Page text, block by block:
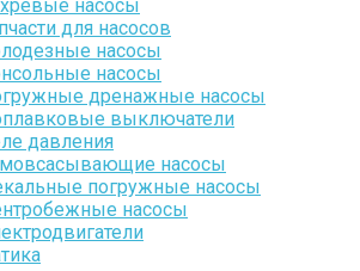
насосы
для насосов
насосы
насосы
дренажные насосы
выключатели
давления
насосы
погружные насосы
насосы